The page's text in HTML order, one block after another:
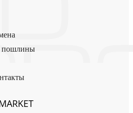
пошлины